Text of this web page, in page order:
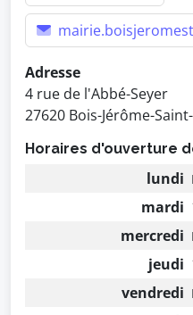
Adresse
4 rue de l'Abbé-Seyer
27620 Bois-Jérôme-
Horaires d'ouverture
lundi
mardi
mercredi
jeudi
vendredi